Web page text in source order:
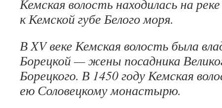
Кемская волость находилась на
к Кемской губе Белого моря.
В XV веке Кемская волость была
Борецкой — жены посадника
Борецкого. В 1450 году Кемская
ею Соловецкому монастырю.